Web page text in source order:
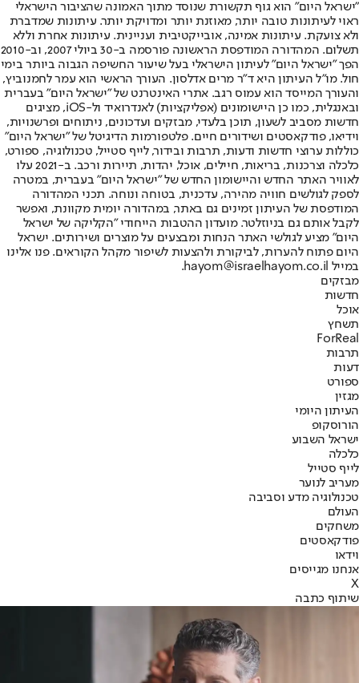
"ישראל היום" הוא גוף תקשורת שנוסד מתוך האמונה שהציבור הישראלי
ראוי לעיתונות טובה יותר, מאוזנת יותר ומדויקת יותר. עיתונות שמדברת
ולא צועקת. עיתונות אמינה, אובייקטיבית ועניינית. עיתונות אחרת וללא
תשלום. המהדורה המודפסת הראשונה פורסמה ב-30 ביולי 2007, וב-2010
הפך "ישראל היום" לעיתון הישראלי בעל שיעור החשיפה הגבוה ביותר בימי
חול. מו"ל העיתון היא ד"ר מרים אדלסון. העורך הראשי הוא עמר לחמנוביץ,
והעורך המייסד הוא עמוס רגב. אתרי האינטרנט של "ישראל היום" בעברית
ובאנגלית, כמו כן היישומונים (אפליקציות) לאנדרואיד ול-iOS, מציגים
חדשות מסביב לשעון, תוכן בלעדי, מבזקים ועדכונים, ניתוחים ופרשנויות,
וידיאו, פודקאסטים ושידורים חיים. פלטפורמות הדיגיטל של "ישראל היום"
כוללות ערוצי חדשות ודעות, תרבות ובידור, לייף סטייל, טכנולוגיה, ספורט,
כלכלה וצרכנות, בריאות, חיילים, אוכל, יהדות, תיירות ורכב. ב-2021 עלו
לאוויר האתר החדש והיישומון החדש של "ישראל היום" בעברית, במטרה
לספק לגולשים חוויה מהירה, עדכנית, בטוחה ונוחה. תכני המהדורה
המודפסת של העיתון זמינים גם באתר, במהדורה יומית מקוונת, ואפשר
לקבל אותם גם בניוזלטר. מועדון ההטבות הייחודי "הקליקה של ישראל
היום" מציע לגולשי האתר הנחות ומבצעים על מוצרים ושירותים. ישראל
היום פתוח להערות, לביקורת ולהצעות לשיפור מקהל הקוראים. פנו אלינו
במייל hayom@israelhayom.co.il.
מבזקים
חדשות
אוכל
תשחץ
ForReal
תרבות
דעות
ספורט
מגזין
העיתון היומי
הורוסקופ
ישראל השבוע
כלכלה
לייף סטייל
מעריב לנוער
טכנולוגיה מדע וסביבה
העולם
משחקים
פודקאסטים
וידאו
אנחנו מגייסים
X
שיתוף כתבה